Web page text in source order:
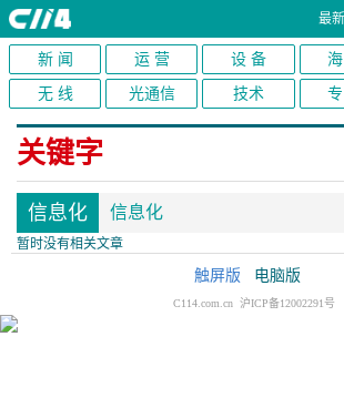
最
新 闻 运 营 设 备
无 线 光通信 技术
关键字
信息化 信息化
暂时没有相关文章
触屏版 电脑版
C114.com.cn 沪ICP备12002291号